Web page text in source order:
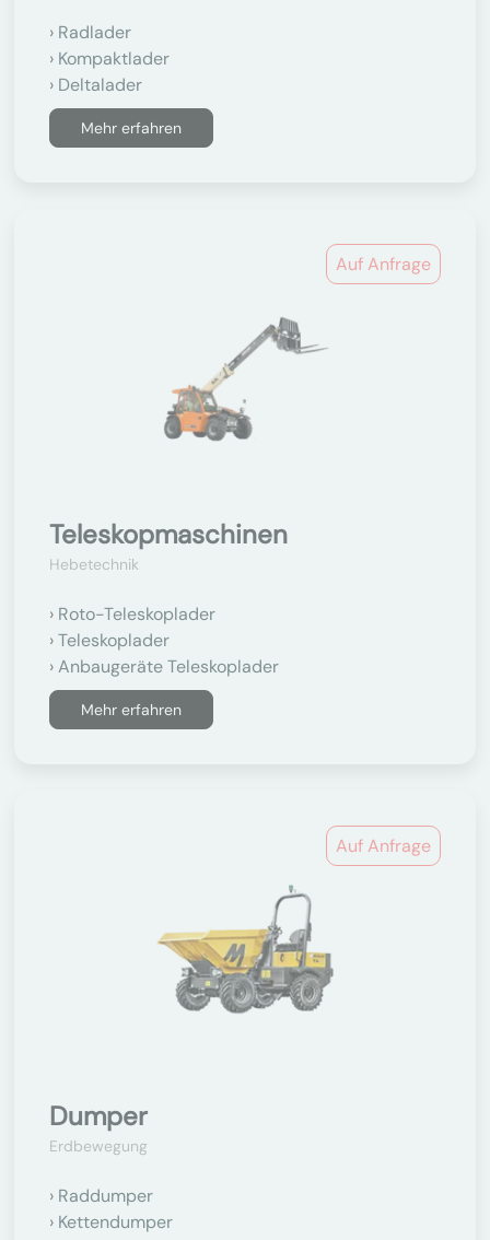
Radlader
Kompaktlader
Deltalader
Mehr erfahren
Auf Anfrage
Teleskopmaschinen
Hebetechnik
Roto-Teleskoplader
Teleskoplader
Anbaugeräte Teleskoplader
Mehr erfahren
Auf Anfrage
Dumper
Erdbewegung
Raddumper
Kettendumper